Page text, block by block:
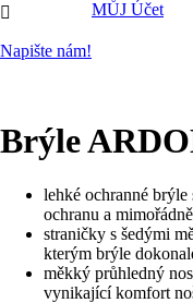

Napište nám!
MŮJ Účet
Brýle
lehké ochranné
ochranu a
straničky s šedými
kterým brýle
měkký průhledný
vynikající komfort